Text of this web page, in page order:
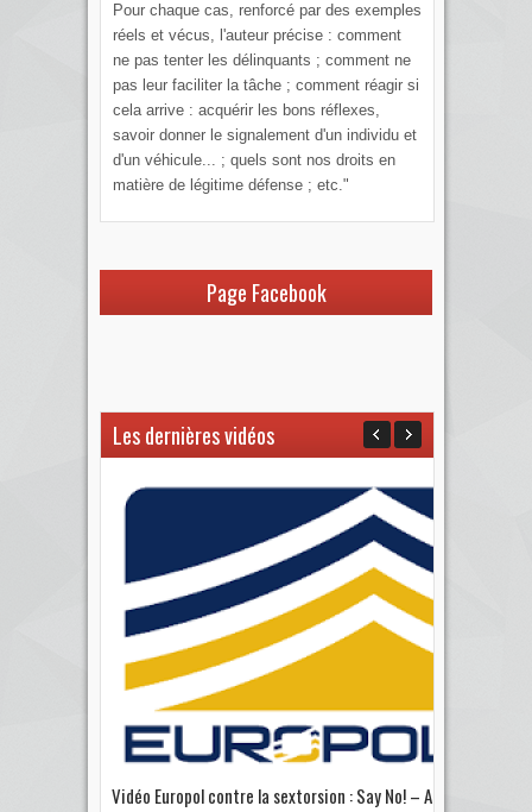
Pour chaque cas, renforcé par des exemples
réels et vécus, l'auteur précise : comment
ne pas tenter les délinquants ; comment ne
pas leur faciliter la tâche ; comment réagir si
cela arrive : acquérir les bons réflexes,
savoir donner le signalement d'un individu et
d'un véhicule... ; quels sont nos droits en
matière de légitime défense ; etc."
Page Facebook
Les dernières vidéos
Vidéo Europol contre la sextorsion : Say No! – A...